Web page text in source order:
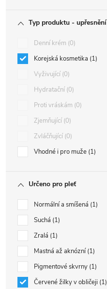
Typ produktu - upřesnění
Denní krém 0
Korejská kosmetika 1
Vyživující 0
Hydratační 0
Proti vráskám 0
Zjemňující 0
Zvláčňující 0
Vhodné i pro muže 1
Určeno pro pleť
Normální a smíšená 1
Suchá 1
Zralá 1
Mastná až aknózní 1
Pigmentové skvrny 1
Červené žilky v obličeji 1